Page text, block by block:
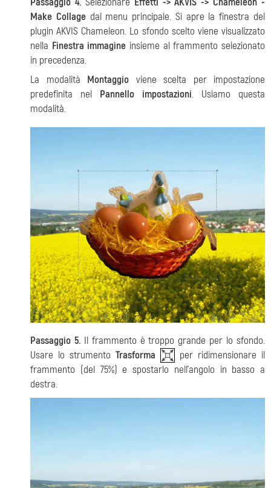
Make Collagedal menu principale. Si apre la finestra del
plugin AKVIS Chameleon. Lo sfondo scelto viene visualizzato
nella Finestra immagine insieme al frammento selezionato
in precedenza.
La modalità Montaggio viene scelta per impostazione
predefinita nel Pannello impostazioni. Usiamo questa
modalità.
Passaggio 5.Il frammento è troppo grande per lo sfondo.
Usare lo strumento Trasforma
per ridimensionare il
frammento (del 75%) e spostarlo nell'angolo in basso a
destra.